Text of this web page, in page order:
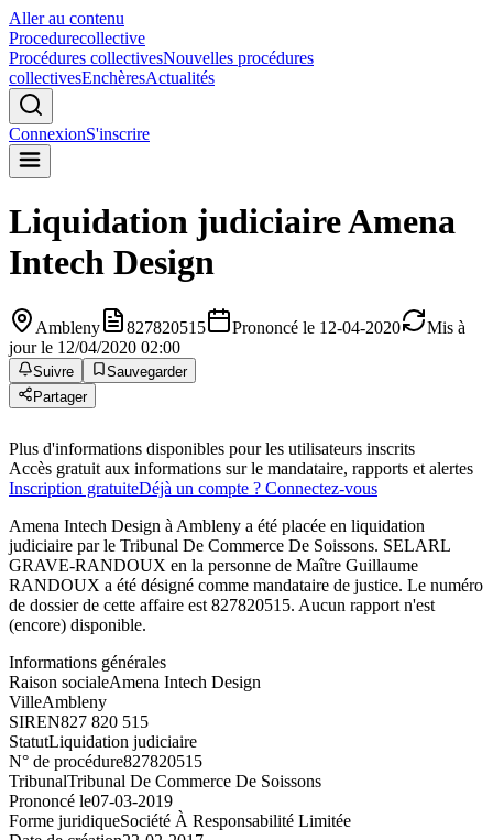
Aller au contenu
Procedurecollective
Procédures collectivesNouvelles procédures
collectivesEnchèresActualités
ConnexionS'inscrire
Liquidation judiciaireAmena
Intech Design
Ambleny 827820515 Prononcé le 12-04-2020
Mis à
jour le 12/04/2020 02:00
Suivre
Sauvegarder
Partager
Plus d'informations disponibles pour les utilisateurs inscrits
Accès gratuit aux informations sur le mandataire, rapports et alertes
Inscription gratuiteDéjà un compte ? Connectez-vous
Amena Intech Design à Ambleny a été placée en liquidation
judiciaire par le Tribunal De Commerce De Soissons. SELARL
GRAVE-RANDOUX en la personne de Maître Guillaume
RANDOUX a été désigné comme mandataire de justice. Le numéro
de dossier de cette affaire est 827820515. Aucun rapport n'est
(encore) disponible.
Informations générales
Raison socialeAmena Intech Design
VilleAmbleny
SIREN827 820 515
StatutLiquidation judiciaire
N° de procédure827820515
TribunalTribunal De Commerce De Soissons
Prononcé le07-03-2019
Forme juridiqueSociété À Responsabilité Limitée